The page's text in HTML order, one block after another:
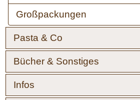
Großpackungen
Pasta & Co
Bücher & Sonstiges
Infos